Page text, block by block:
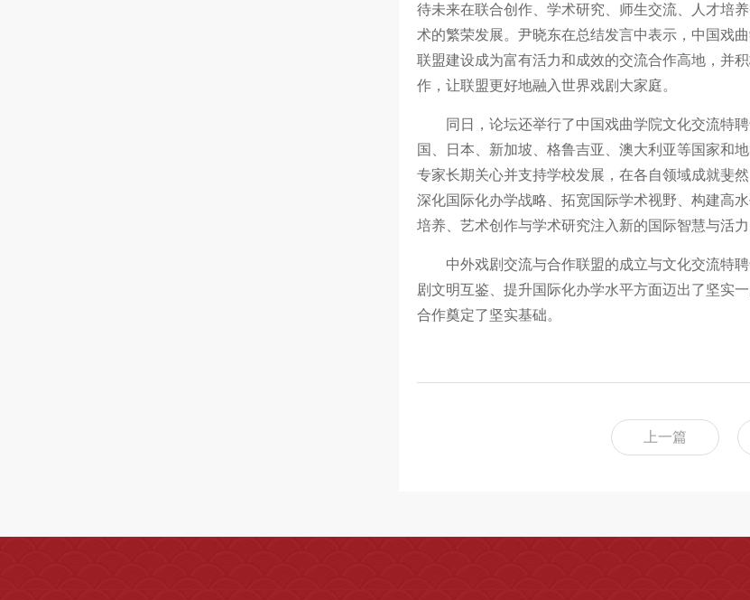
待未来在联合创作、学术研究、师生交流、人才培
术的繁荣发展。尹晓东在总结发言中表示，中国戏
联盟建设成为富有活力和成效的交流合作高地，并
作，让联盟更好地融入世界戏剧大家庭。
同日，论坛还举行了中国戏曲学院文化交流特
国、日本、新加坡、格鲁吉亚、澳大利亚等国家和
专家长期关心并支持学校发展，在各自领域成就斐
深化国际化办学战略、拓宽国际学术视野、构建高
培养、艺术创作与学术研究注入新的国际智慧与活力
中外戏剧交流与合作联盟的成立与文化交流特
剧文明互鉴、提升国际化办学水平方面迈出了坚实
合作奠定了坚实基础。
上一篇